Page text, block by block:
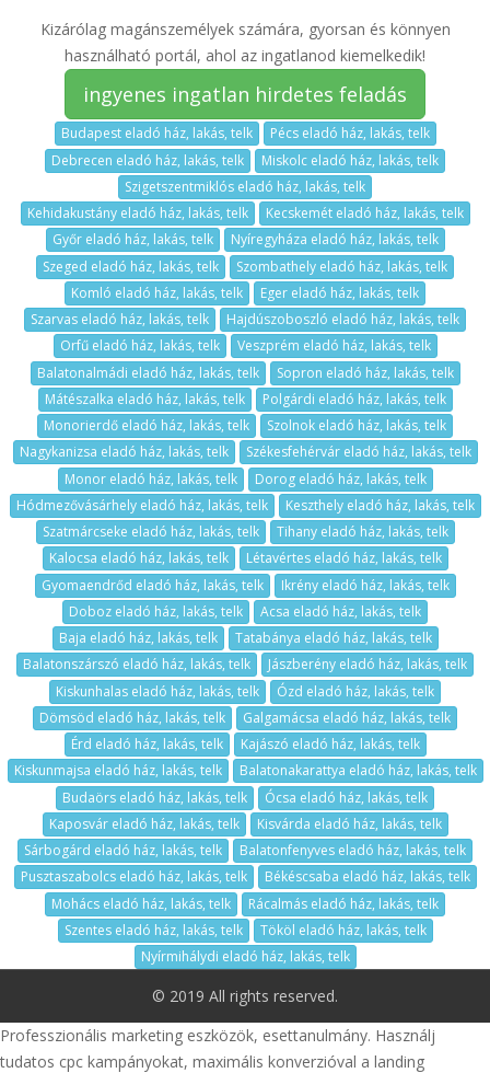
Kizárólag magánszemélyek számára, gyorsan és könnyen
használható portál, ahol az ingatlanod kiemelkedik!
ingyenes ingatlan hirdetes feladás
Budapest eladó ház, lakás, telk
Pécs eladó ház, lakás, telk
Debrecen eladó ház, lakás, telk
Miskolc eladó ház, lakás, telk
Szigetszentmiklós eladó ház, lakás, telk
Kehidakustány eladó ház, lakás, telk
Kecskemét eladó ház, lakás, telk
Győr eladó ház, lakás, telk
Nyíregyháza eladó ház, lakás, telk
Szeged eladó ház, lakás, telk
Szombathely eladó ház, lakás, telk
Komló eladó ház, lakás, telk
Eger eladó ház, lakás, telk
Szarvas eladó ház, lakás, telk
Hajdúszoboszló eladó ház, lakás, telk
Orfű eladó ház, lakás, telk
Veszprém eladó ház, lakás, telk
Balatonalmádi eladó ház, lakás, telk
Sopron eladó ház, lakás, telk
Mátészalka eladó ház, lakás, telk
Polgárdi eladó ház, lakás, telk
Monorierdő eladó ház, lakás, telk
Szolnok eladó ház, lakás, telk
Nagykanizsa eladó ház, lakás, telk
Székesfehérvár eladó ház, lakás, telk
Monor eladó ház, lakás, telk
Dorog eladó ház, lakás, telk
Hódmezővásárhely eladó ház, lakás, telk
Keszthely eladó ház, lakás, telk
Szatmárcseke eladó ház, lakás, telk
Tihany eladó ház, lakás, telk
Kalocsa eladó ház, lakás, telk
Létavértes eladó ház, lakás, telk
Gyomaendrőd eladó ház, lakás, telk
Ikrény eladó ház, lakás, telk
Doboz eladó ház, lakás, telk
Acsa eladó ház, lakás, telk
Baja eladó ház, lakás, telk
Tatabánya eladó ház, lakás, telk
Balatonszárszó eladó ház, lakás, telk
Jászberény eladó ház, lakás, telk
Kiskunhalas eladó ház, lakás, telk
Ózd eladó ház, lakás, telk
Dömsöd eladó ház, lakás, telk
Galgamácsa eladó ház, lakás, telk
Érd eladó ház, lakás, telk
Kajászó eladó ház, lakás, telk
Kiskunmajsa eladó ház, lakás, telk
Balatonakarattya eladó ház, lakás, telk
Budaörs eladó ház, lakás, telk
Ócsa eladó ház, lakás, telk
Kaposvár eladó ház, lakás, telk
Kisvárda eladó ház, lakás, telk
Sárbogárd eladó ház, lakás, telk
Balatonfenyves eladó ház, lakás, telk
Pusztaszabolcs eladó ház, lakás, telk
Békéscsaba eladó ház, lakás, telk
Mohács eladó ház, lakás, telk
Rácalmás eladó ház, lakás, telk
Szentes eladó ház, lakás, telk
Tököl eladó ház, lakás, telk
Nyírmihálydi eladó ház, lakás, telk
© 2019 All rights reserved.
Professzionális marketing eszközök, esettanulmány. Használj
tudatos cpc kampányokat, maximális konverzióval a landing